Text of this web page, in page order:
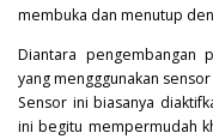
membuka dan menutup
Diantara pengembangan
yang mengggunakan
Sensor ini biasanya
ini begitu mempermudah